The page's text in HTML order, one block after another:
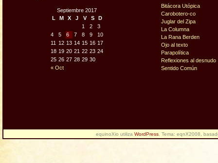
Septiembre 2017
L
M X J V S D
« Oct
1 2
3
4
5 6 7 8 9
10
11
12 13 14 15 16 17
18 19 20 21 22 23 24
25 26 27 28 29 30
Bitácora Utópica
Carobotero-co
Juglar del Zipa
La Columna
La Rana Berden
Ojo al texto
Parapolítica
Reflexiones al desnudo
Sentido Común
equinoXio utiliza WordPress. Tema: eqnX2008,